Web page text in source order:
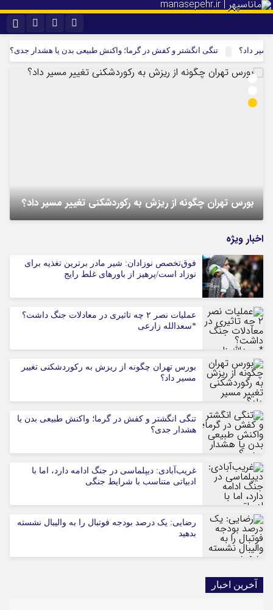
اینستاگرام تلگرام
سروش ایتا
نام کاربری یا نشانی ایمیل
داد؟ تنگی انگشتر و کفش در گرما؛ واکنش طبیعی بدن یا هشدار جدی؟
بورس تهران چگونه از ریزش به رکوردشکنی تغییر مسیر داد؟
اخبار ویژه
فوق‌تخصص نوزادان: شیر مادر برترین تغذیه برای
نوزاد است/پرهیز از باورهای غلط رایج
عملیات نصر ۲ چه تاثیری در معادلات جنگ داشت؟
*سعدالله زارعی
بورس تهران چگونه از ریزش به رکوردشکنی تغییر
مسیر داد؟
تنگی انگشتر و کفش در گرما؛ واکنش طبیعی بدن یا
هشدار جدی؟
غریب‌آبادی: دیپلماسی در جنگ ادامه دارد، اما با
ادبیاتی متناسب با شرایط جنگی
رضایی: یک درصد بودجه فوتبال را به والیبال نشسته
بدهید
آخرین اخبار